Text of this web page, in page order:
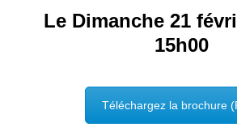
Le Dimanche 21
15h00
Téléchargez la brochure